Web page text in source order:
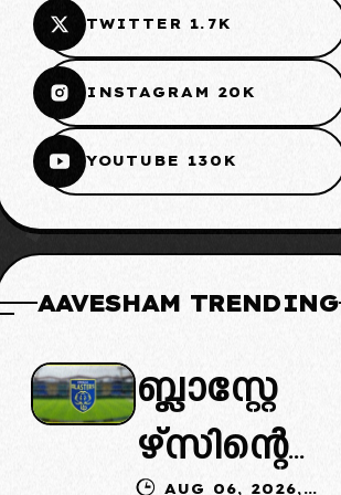
TWITTER 1.7K
INSTAGRAM 20K
YOUTUBE 130K
AAVESHAM TRENDING
ബ്ലാസ്റ്റേ
ഴ്സിന്റെ
AUG 06, 2026,